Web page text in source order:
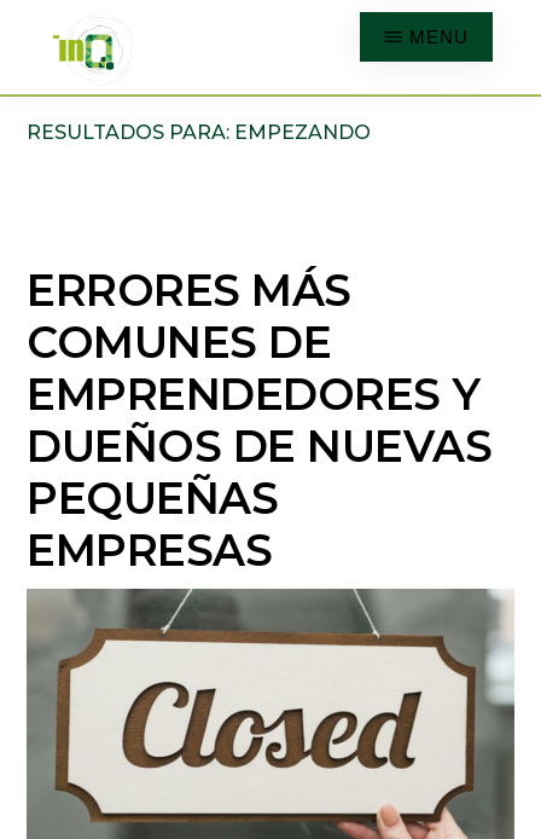
main
content
Centro
MENU
RESULTADOS PARA: EMPEZANDO
ERRORES MÁS
COMUNES DE
EMPRENDEDORES Y
DUEÑOS DE NUEVAS
PEQUEÑAS
EMPRESAS